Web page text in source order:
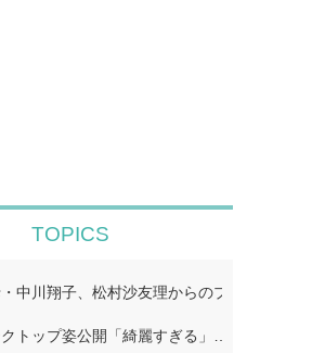
TOPICS
中川翔子、松村沙友理からのプレゼント公
トップ姿公開「綺麗すぎる」…